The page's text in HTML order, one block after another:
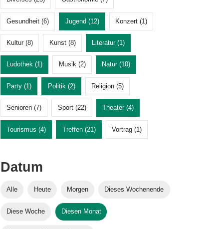
Gesundheit (6) Jugend (12) Konzert (1)
Kultur (8) Kunst (8) Literatur (1)
Ludothek (1) Musik (2) Natur (10)
Party (1) Politik (2) Religion (5)
Senioren (7) Sport (22) Theater (4)
Tourismus (4) Treffen (21) Vortrag (1)
Datum
Alle Heute Morgen Dieses Wochenende
Diese Woche Diesen Monat